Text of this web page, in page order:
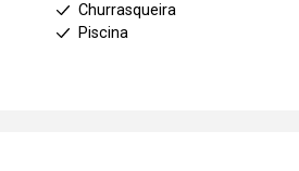
Churrasqueira
Piscina